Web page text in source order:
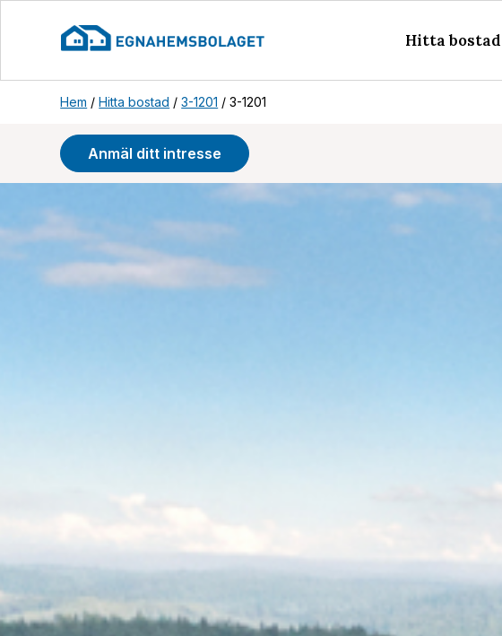
Hitta bostad
Hem /Hitta bostad /3-1201 /3-1201
Anmäl ditt intresse